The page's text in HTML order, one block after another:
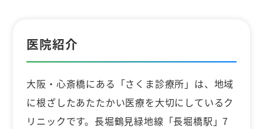
医院紹介
大阪・心斎橋にある「さくま診療所」は、地域
に根ざしたあたたかい医療を大切にしているク
リニックです。長堀鶴見緑地線「長堀橋駅」7